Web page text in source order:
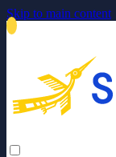
Skip to main content